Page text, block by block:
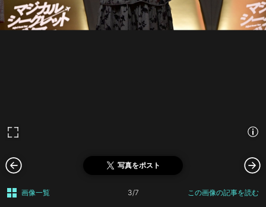
写真をポスト
画像一覧 3/7 この画像の記事を読む